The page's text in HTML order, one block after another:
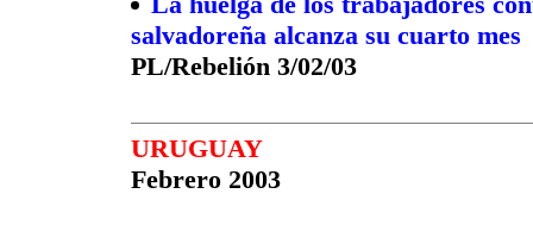
salvadoreña alcanza su cuarto mes
PL/Rebelión 3/02/03
URUGUAY
Febrero 2003